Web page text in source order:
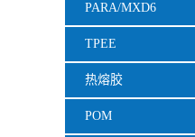
PARA/MXD6
TPEE
热熔胶
POM